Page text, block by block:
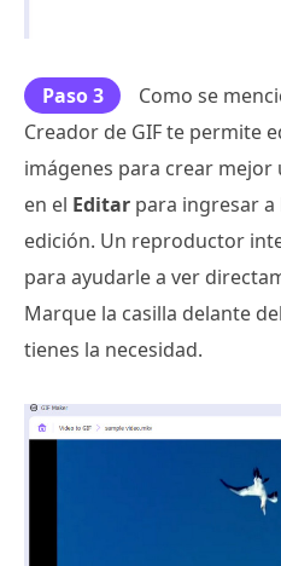
Paso 3
Como se
Creador de GIF te permite
imágenes para crear mejor
en el Editar para ingresar
edición. Un reproductor
para ayudarle a ver
Marque la casilla delante del
tienes la necesidad.